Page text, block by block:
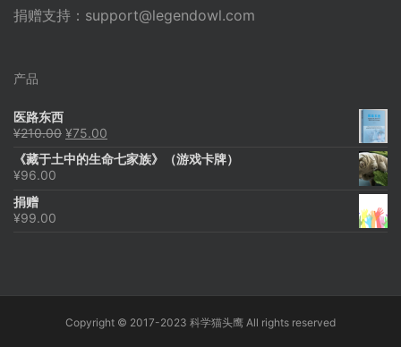
捐赠支持： support@legendowl.com
产品
医路东西
¥210.00 原
为：
¥75.00
价
《藏于土中的生命七家族》（游戏卡牌）
¥96.00
捐赠
¥99.00
Copyright © 2017-2023 科学猫头鹰 All rights reserved